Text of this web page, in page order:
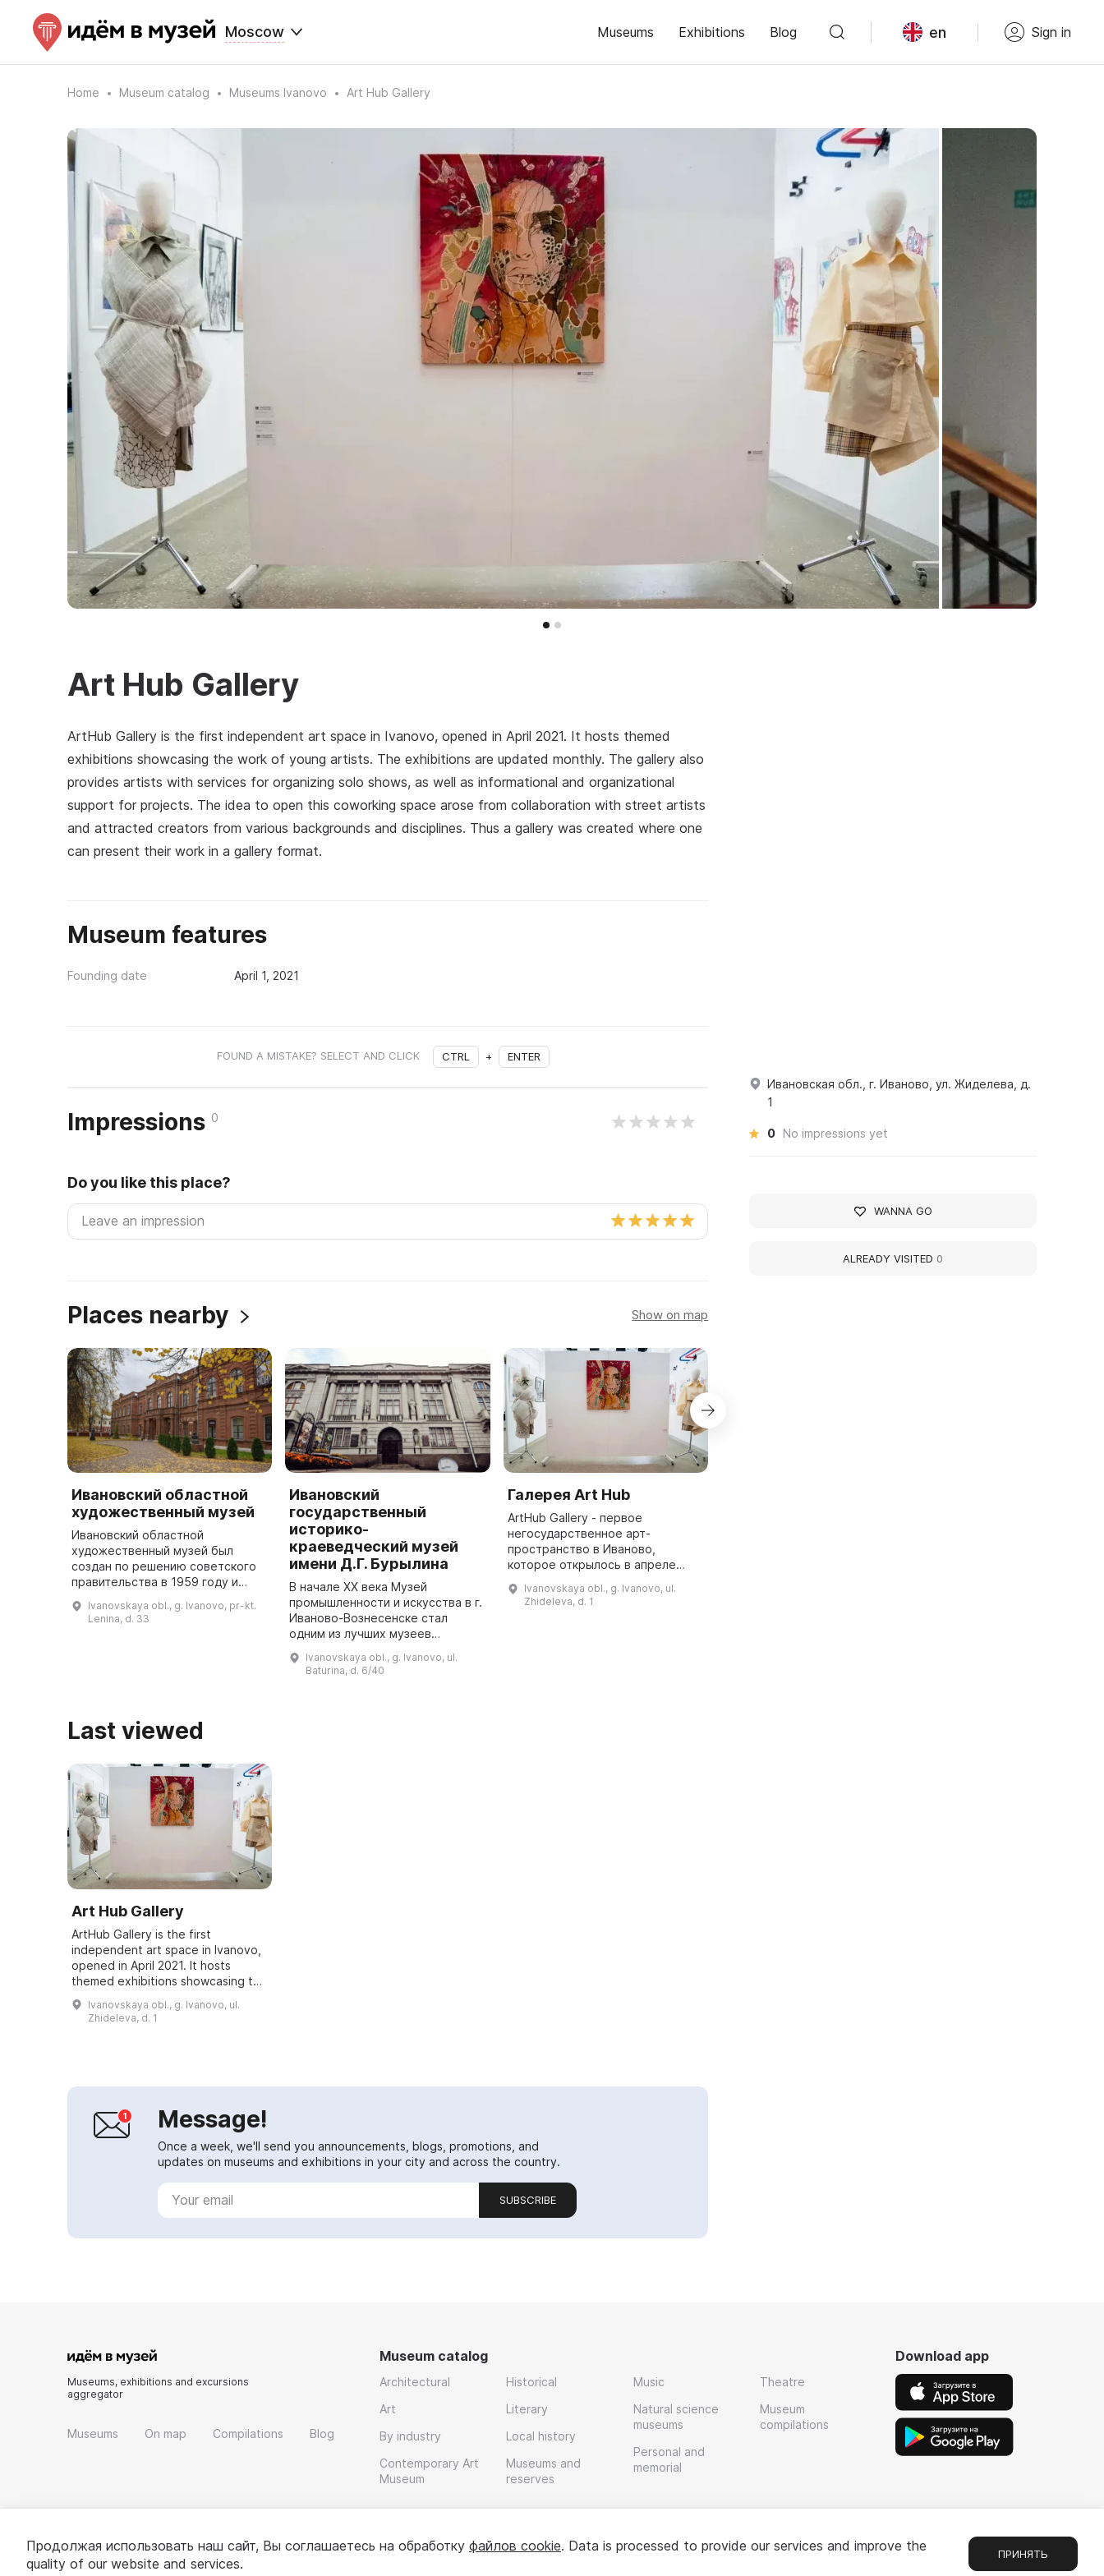
Moscow Museums Exhibitions Blog en Sign in
Home Museum catalog Museums Ivanovo Art Hub Gallery
Art Hub Gallery
ArtHub Gallery is the first independent art space in Ivanovo, opened in April 2021. It hosts themed
exhibitions showcasing the work of young artists. The exhibitions are updated monthly. The gallery also
provides artists with services for organizing solo shows, as well as informational and organizational
support for projects. The idea to open this coworking space arose from collaboration with street artists
and attracted creators from various backgrounds and disciplines. Thus a gallery was created where one
can present their work in a gallery format.
Museum features
Founding date April 1, 2021
FOUND A MISTAKE? SELECT AND CLICK CTRL + ENTER
Impressions 0
Do you like this place?
Places nearby Show on map
Ивановский областной
художественный музей
Ивановский областной
художественный музей был
создан по решению советского
правительства в 1959 году и
красного кирпича в духе
эклектики было построено в
Ivanovskaya obl., g. Ivanovo, pr-kt.
Lenina, d. 33
Ивановский
государственный
историко-
краеведческий музей
имени Д.Г. Бурылина
В начале ХХ века Музей
промышленности и искусства в г.
Иваново-Вознесенске стал
одним из лучших музеев
создан иваново-вознесенским
фабрикантом, коллекционером,
Ivanovskaya obl., g. Ivanovo, ul.
Baturina, d. 6/40
Галерея Art Hub
ArtHub Gallery - первое
негосударственное арт-
пространство в Иваново,
которое открылось в апреле
тематические выставки, которые
собирают работы молодых
Ivanovskaya obl., g. Ivanovo, ul.
Zhideleva, d. 1
Last viewed
Art Hub Gallery
ArtHub Gallery is the first
independent art space in Ivanovo,
opened in April 2021. It hosts
themed exhibitions showcasing the
work of young artists. The
exhibitions are updated monthly.
The gallery a...
Ivanovskaya obl., g. Ivanovo, ul.
Zhideleva, d. 1
Message!
Once a week, we'll send you announcements, blogs, promotions, and
updates on museums and exhibitions in your city and across the country.
SUBSCRIBE
Ивановская обл., г. Иваново, ул. Жиделева, д.
1
0 No impressions yet
WANNA GO
ALREADY VISITED 0
Museums, exhibitions and excursions
aggregator
Museums On map Compilations Blog
Museum catalog
Architectural
Art
By industry
Contemporary Art
Museum
Historical
Literary
Local history
Museums and
reserves
Music
Natural science
museums
Personal and
memorial
Theatre
Museum
compilations
Download app
Продолжая использовать наш сайт, Вы соглашаетесь на обработку файлов cookie. Data is processed to provide our services and improve the
quality of our website and services.
ПРИНЯТЬ